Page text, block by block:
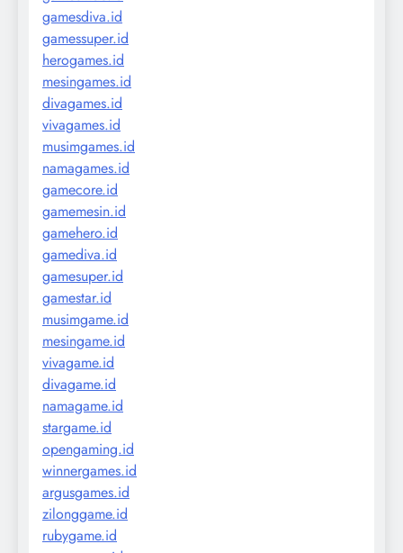
gamesdiva.id
gamessuper.id
herogames.id
mesingames.id
divagames.id
vivagames.id
musimgames.id
namagames.id
gamecore.id
gamemesin.id
gamehero.id
gamediva.id
gamesuper.id
gamestar.id
musimgame.id
mesingame.id
vivagame.id
divagame.id
namagame.id
stargame.id
opengaming.id
winnergames.id
argusgames.id
zilonggame.id
rubygame.id